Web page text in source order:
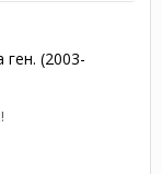
(2003-